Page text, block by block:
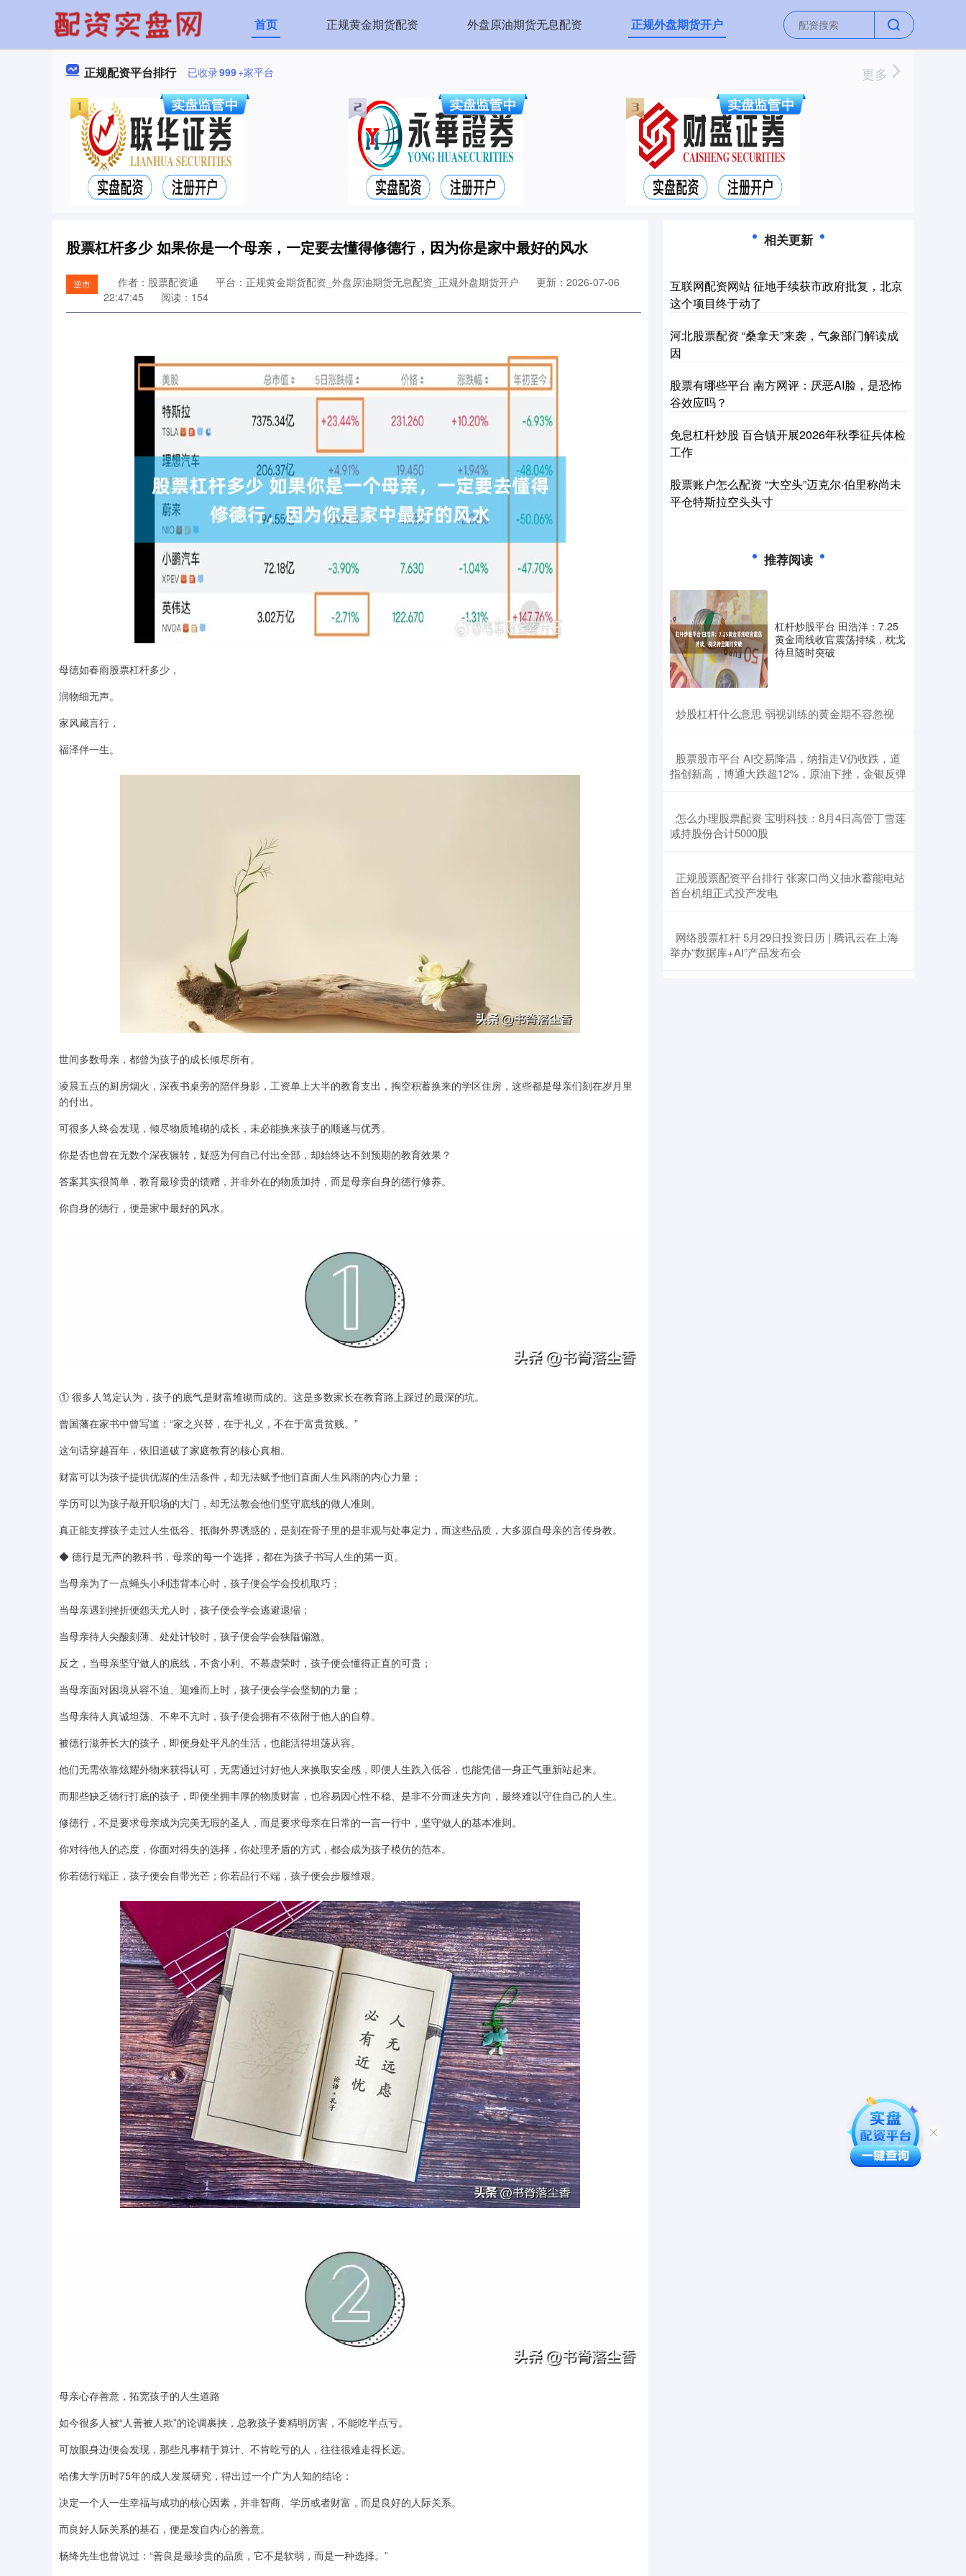
首页 正规黄金期货配资 外盘原油期货无息配资 正规外盘期货开户
正规配资平台排行 已收录999+家平台 更多
股票杠杆多少 如果你是一个母亲，一定要去懂得修德行，因为你是家中最好的风水
逆市 作者：股票配资通 平台：正规黄金期货配资_外盘原油期货无息配资_正规外盘期货开户
更新：2026-07-06
22:47:45
阅读：154
母德如春雨股票杠杆多少，
润物细无声。
家风藏言行，
福泽伴一生。
世间多数母亲，都曾为孩子的成长倾尽所有。
凌晨五点的厨房烟火，深夜书桌旁的陪伴身影，工资单上大半的教育支出，掏空积蓄换来的学区住房，这些都是母亲们刻在岁月里
的付出。
可很多人终会发现，倾尽物质堆砌的成长，未必能换来孩子的顺遂与优秀。
你是否也曾在无数个深夜辗转，疑惑为何自己付出全部，却始终达不到预期的教育效果？
答案其实很简单，教育最珍贵的馈赠，并非外在的物质加持，而是母亲自身的德行修养。
你自身的德行，便是家中最好的风水。
① 很多人笃定认为，孩子的底气是财富堆砌而成的。这是多数家长在教育路上踩过的最深的坑。
曾国藩在家书中曾写道：“家之兴替，在于礼义，不在于富贵贫贱。”
这句话穿越百年，依旧道破了家庭教育的核心真相。
财富可以为孩子提供优渥的生活条件，却无法赋予他们直面人生风雨的内心力量；
学历可以为孩子敲开职场的大门，却无法教会他们坚守底线的做人准则。
真正能支撑孩子走过人生低谷、抵御外界诱惑的，是刻在骨子里的是非观与处事定力，而这些品质，大多源自母亲的言传身教。
◆ 德行是无声的教科书，母亲的每一个选择，都在为孩子书写人生的第一页。
当母亲为了一点蝇头小利违背本心时，孩子便会学会投机取巧；
当母亲遇到挫折便怨天尤人时，孩子便会学会逃避退缩；
当母亲待人尖酸刻薄、处处计较时，孩子便会学会狭隘偏激。
反之，当母亲坚守做人的底线，不贪小利、不慕虚荣时，孩子便会懂得正直的可贵；
当母亲面对困境从容不迫、迎难而上时，孩子便会学会坚韧的力量；
当母亲待人真诚坦荡、不卑不亢时，孩子便会拥有不依附于他人的自尊。
被德行滋养长大的孩子，即便身处平凡的生活，也能活得坦荡从容。
他们无需依靠炫耀外物来获得认可，无需通过讨好他人来换取安全感，即便人生跌入低谷，也能凭借一身正气重新站起来。
而那些缺乏德行打底的孩子，即便坐拥丰厚的物质财富，也容易因心性不稳、是非不分而迷失方向，最终难以守住自己的人生。
修德行，不是要求母亲成为完美无瑕的圣人，而是要求母亲在日常的一言一行中，坚守做人的基本准则。
你对待他人的态度，你面对得失的选择，你处理矛盾的方式，都会成为孩子模仿的范本。
你若德行端正，孩子便会自带光芒；你若品行不端，孩子便会步履维艰。
母亲心存善意，拓宽孩子的人生道路
如今很多人被“人善被人欺”的论调裹挟，总教孩子要精明厉害，不能吃半点亏。
可放眼身边便会发现，那些凡事精于算计、不肯吃亏的人，往往很难走得长远。
哈佛大学历时75年的成人发展研究，得出过一个广为人知的结论：
决定一个人一生幸福与成功的核心因素，并非智商、学历或者财富，而是良好的人际关系。
而良好人际关系的基石，便是发自内心的善意。
杨绛先生也曾说过：“善良是最珍贵的品质，它不是软弱，而是一种选择。”
相关更新
互联网配资网站 征地手续获市政府批复，北京
这个项目终于动了
河北股票配资 “桑拿天”来袭，气象部门解读成
因
股票有哪些平台 南方网评：厌恶AI脸，是恐怖
谷效应吗？
免息杠杆炒股 百合镇开展2026年秋季征兵体检
工作
股票账户怎么配资 “大空头”迈克尔·伯里称尚未
平仓特斯拉空头头寸
推荐阅读
杠杆炒股平台 田浩洋：7.25
黄金周线收官震荡持续，枕戈
待旦随时突破
​炒股杠杆什么意思 弱视训练的黄金期不容忽视
​股票股市平台 AI交易降温，纳指走V仍收跌，道
指创新高，博通大跌超12%，原油下挫，金银反弹
​怎么办理股票配资 宝明科技：8月4日高管丁雪莲
减持股份合计5000股
​正规股票配资平台排行 张家口尚义抽水蓄能电站
首台机组正式投产发电
​网络股票杠杆 5月29日投资日历 | 腾讯云在上海
举办“数据库+AI”产品发布会